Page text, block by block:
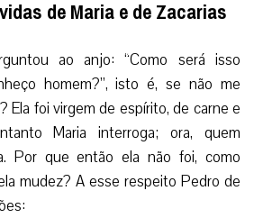
de Maria e de Zacarias
ao anjo: “Como será isso
homem?”, isto é, se não me
Ela foi virgem de espírito, de carne e
Maria interroga; ora, quem
Por que então ela não foi, como
mudez? A esse respeito Pedro de